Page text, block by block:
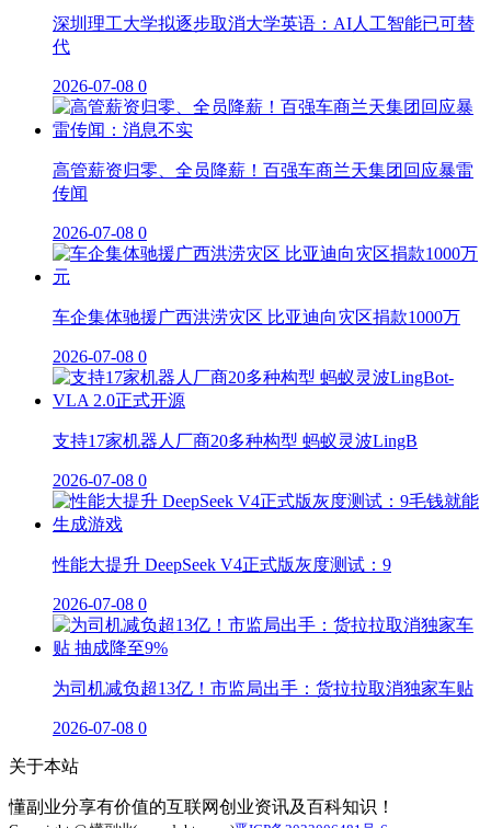
深圳理工大学拟逐步取消大学英语：AI人工智能已可替
代
2026-07-08 0
高管薪资归零、全员降薪！百强车商兰天集团回应暴雷
传闻
2026-07-08 0
车企集体驰援广西洪涝灾区 比亚迪向灾区捐款1000万
2026-07-08 0
支持17家机器人厂商20多种构型 蚂蚁灵波LingB
2026-07-08 0
性能大提升 DeepSeek V4正式版灰度测试：9
2026-07-08 0
为司机减负超13亿！市监局出手：货拉拉取消独家车贴
2026-07-08 0
关于本站
懂副业分享有价值的互联网创业资讯及百科知识！